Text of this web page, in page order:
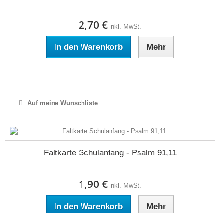
2,70 € inkl. MwSt.
In den Warenkorb Mehr
Auf meine Wunschliste
Faltkarte Schulanfang - Psalm 91,11
1,90 € inkl. MwSt.
In den Warenkorb Mehr